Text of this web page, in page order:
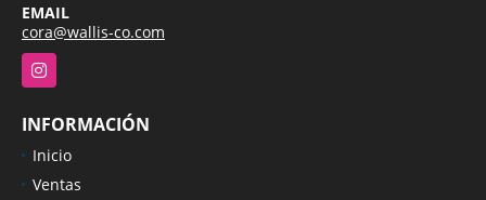
EMAIL
cora@wallis-co.com
Instagram
INFORMACIÓN
Inicio
Ventas